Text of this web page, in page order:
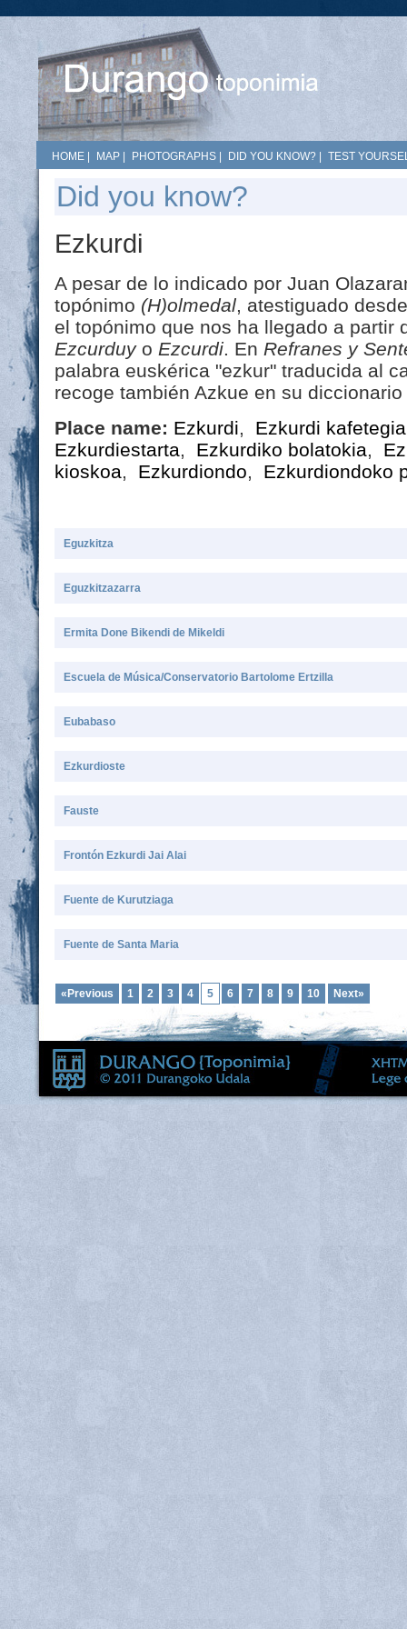
HOME MAP PHOTOGRAPHS DID YOU KNOW? TEST
Did you know?
Ezkurdi
A pesar de lo indicado por Juan
topónimo (H)olmedal, atestiguado
el topónimo que nos ha llegado a partir
Ezcurduyo Ezcurdi. En Refranes y
palabra euskérica "ezkur" traducida al
recoge también Azkue en su
Place name: Ezkurdi, Ezkurdi kafetegia
Ezkurdiestarta, Ezkurdiko bolatokia,
kioskoa, Ezkurdiondo, Ezkurdiondoko
Eguzkitza
Eguzkitzazarra
Ermita Done Bikendi de Mikeldi
Escuela de Música/Conservatorio Bartolome Ertzilla
Eubabaso
Ezkurdioste
Fauste
Frontón Ezkurdi Jai Alai
Fuente de Kurutziaga
Fuente de Santa Maria
«Previous 1 2 3 4 5 6 7 8 9 10 Next»